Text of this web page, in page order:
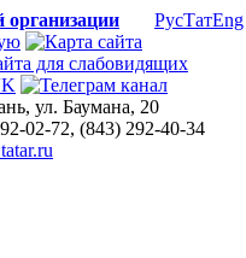
организации РусТатEng
ул. Баумана, 20
02-72, (843) 292-40-34